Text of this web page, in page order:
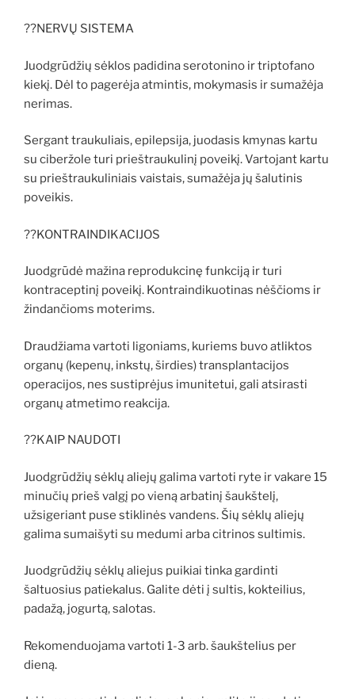
??NERVŲ SISTEMA
Juodgrūdžių sėklos padidina serotonino ir triptofano
kiekį. Dėl to pagerėja atmintis, mokymasis ir sumažėja
nerimas.
Sergant traukuliais, epilepsija, juodasis kmynas kartu
su ciberžole turi prieštraukulinį poveikį. Vartojant kartu
su prieštraukuliniais vaistais, sumažėja jų šalutinis
poveikis.
??KONTRAINDIKACIJOS
Juodgrūdė mažina reprodukcinę funkciją ir turi
kontraceptinį poveikį. Kontraindikuotinas nėščioms ir
žindančioms moterims.
Draudžiama vartoti ligoniams, kuriems buvo atliktos
organų (kepenų, inkstų, širdies) transplantacijos
operacijos, nes sustiprėjus imunitetui, gali atsirasti
organų atmetimo reakcija.
??KAIP NAUDOTI
Juodgrūdžių sėklų aliejų galima vartoti ryte ir vakare 15
minučių prieš valgį po vieną arbatinį šaukštelį,
užsigeriant puse stiklinės vandens. Šių sėklų aliejų
galima sumaišyti su medumi arba citrinos sultimis.
Juodgrūdžių sėklų aliejus puikiai tinka gardinti
šaltuosius patiekalus. Galite dėti į sultis, kokteilius,
padažą, jogurtą, salotas.
Rekomenduojama vartoti 1-3 arb. šaukštelius per
dieną.